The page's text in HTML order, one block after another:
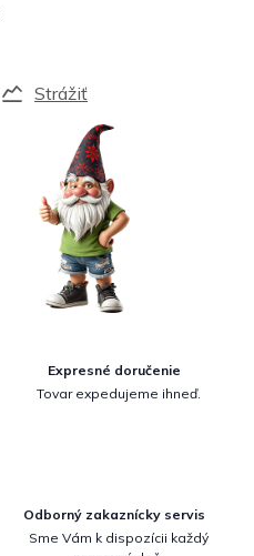
Strážiť
Expresné doručenie
Tovar expedujeme ihneď.
Odborný zakaznícky servis
Sme Vám k dispozícii každý